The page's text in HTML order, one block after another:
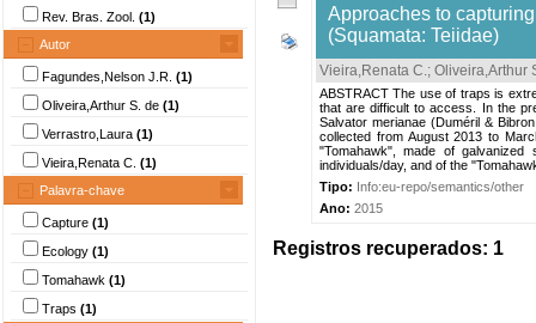
Rev. Bras. Zool. (1)
Autor
Fagundes,Nelson J.R. (1)
Oliveira,Arthur S. de (1)
Verrastro,Laura (1)
Vieira,Renata C. (1)
Palavra-chave
Capture (1)
Ecology (1)
Tomahawk (1)
Traps (1)
Approaches to
(Squamata: Teiidae)
Vieira,Renata C.; Oliveira,Arthur
ABSTRACT The use of traps is
that are difficult to access. In the
Salvator merianae (Duméril &
collected from August 2013 to
"Tomahawk", made of
individuals/day, and of the
Tipo: Info:eu-repo/semantics/other
Ano: 2015
Registros recuperados: 1